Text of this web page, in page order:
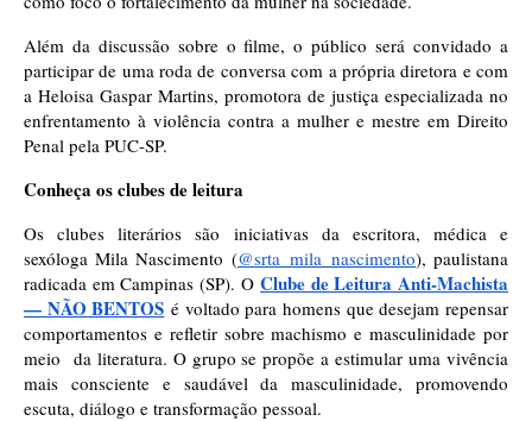
Além da discussão sobre o filme, o público será convidado a
participar de uma roda de conversa com a própria diretora e com
a Heloisa Gaspar Martins, promotora de justiça especializada no
enfrentamento à violência contra a mulher e mestre em Direito
Penal pela PUC-SP.
Conheça os clubes de leitura
Os clubes literários são iniciativas da escritora, médica e
sexóloga Mila Nascimento (@srta_mila_nascimento), paulistana
radicada em Campinas (SP). OClube de Leitura Anti-Machista
— NÃO BENTOS é voltado para homens que desejam repensar
comportamentos e refletir sobre machismo e masculinidade por
meio da literatura. O grupo se propõe a estimular uma vivência
mais consciente e saudável da masculinidade, promovendo
escuta, diálogo e transformação pessoal.